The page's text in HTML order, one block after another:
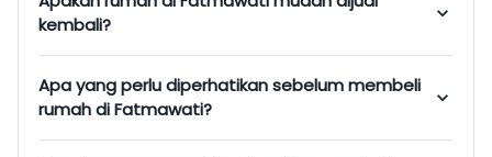
kembali?
Apa yang perlu diperhatikan sebelum membeli
rumah di Fatmawati?